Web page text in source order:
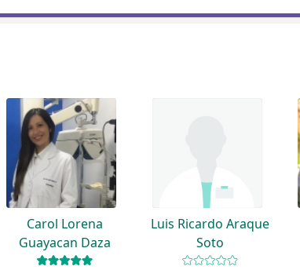
Carol Lorena
Guayacan Daza
Luis Ricardo Araque
Soto